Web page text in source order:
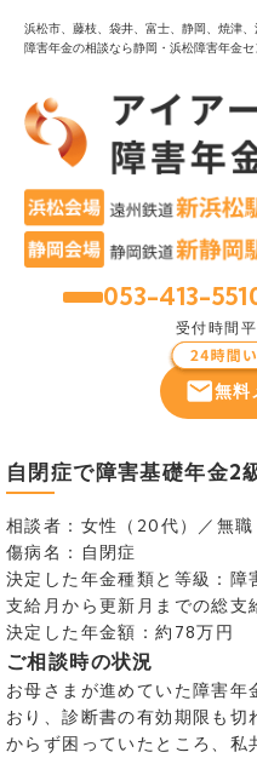
浜松市、藤枝、袋井、富士、静岡、焼津
障害年金の相談なら静岡・浜松障害年金
053-413-
受付時間
無料
自閉症で障害基礎年金2
相談者：女性（20代）／無職
傷病名：自閉症
決定した年金種類と等級：障
支給月から更新月までの総支
決定した年金額：約78万円
ご相談時の状況
お母さまが進めていた障害
おり、診断書の有効期限も
からず困っていたところ、私